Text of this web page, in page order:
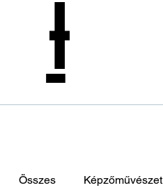
t
Összes Képzőművészet